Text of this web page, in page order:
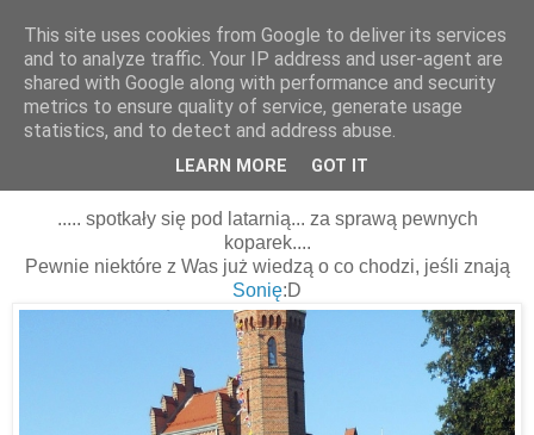
06 września 2015
Kobiety w czerni...
..... spotkały się pod latarnią... za sprawą pewnych
koparek....
Pewnie niektóre z Was już wiedzą o co chodzi, jeśli znają
Sonię:D
This site uses cookies from Google to deliver its services
and to analyze traffic. Your IP address and user-agent are
shared with Google along with performance and security
metrics to ensure quality of service, generate usage
statistics, and to detect and address abuse.
LEARN MORE GOT IT